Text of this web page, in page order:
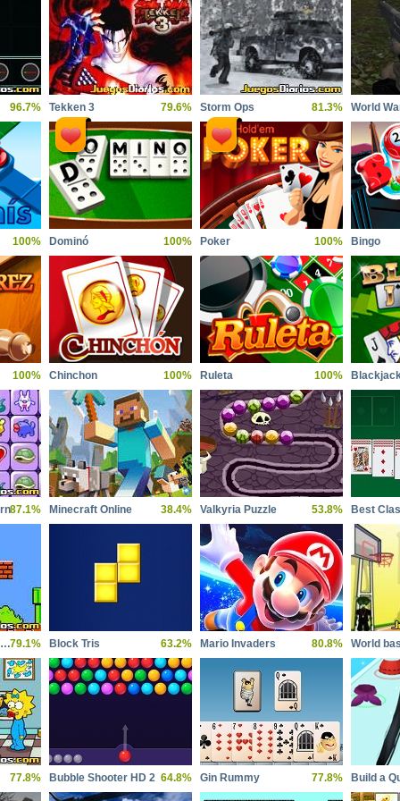
96.7% Tekken 3 79.6% Storm Ops 81.3%
100% Dominó 100% Poker 100% Bingo
100% Chinchon 100% Ruleta 100%
87.1% Minecraft Online 38.4% Valkyria Puzzle 53.8% Best
Super Mario Crossover 379.1% Block Tris 63.2% Mario Invaders 80.8%
77.8% Bubble Shooter HD 2 64.8% Gin Rummy 77.8% Build a